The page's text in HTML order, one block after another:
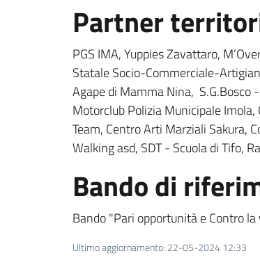
Partner
PGS IMA, Yuppies Zavattaro,
Statale Socio-Commerciale-
Agape di Mamma Nina, S.G.Bosco
Motorclub Polizia Municipale
Team, Centro Arti Marziali Sakura,
Walking asd, SDT - Scuola di Tifo,
Bando di
Bando "Pari opportunità e Contro
Ultimo aggiornamento: 22-05-2024 12:33